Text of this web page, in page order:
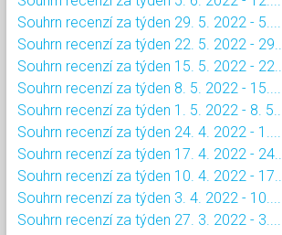
Souhrn recenzí za týden 29. 5. 2022 - 5....
Souhrn recenzí za týden 22. 5. 2022 - 29....
Souhrn recenzí za týden 15. 5. 2022 - 22....
Souhrn recenzí za týden 8. 5. 2022 - 15....
Souhrn recenzí za týden 1. 5. 2022 - 8. 5....
Souhrn recenzí za týden 24. 4. 2022 - 1....
Souhrn recenzí za týden 17. 4. 2022 - 24....
Souhrn recenzí za týden 10. 4. 2022 - 17....
Souhrn recenzí za týden 3. 4. 2022 - 10....
Souhrn recenzí za týden 27. 3. 2022 - 3....